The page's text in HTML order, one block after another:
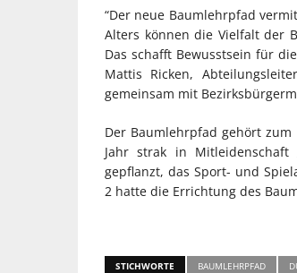
“Der neue Baumlehrpfad
Alters können die Vielfalt der
Das schafft Bewusstsein für
Mattis Ricken,
gemeinsam mit
Der Baumlehrpfad gehört zum
Jahr strak in
gepflanzt, das Sport- und
2 hatte die Errichtung des
STICHWORTE BAUMLEHRPFAD